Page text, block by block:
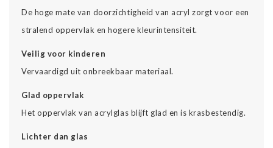
De hoge mate van doorzichtigheid van acryl zorgt voor een
stralend oppervlak en hogere kleurintensiteit.
Veilig voor kinderen
Vervaardigd uit onbreekbaar materiaal.
Glad oppervlak
Het oppervlak van acrylglas blijft glad en is krasbestendig.
Lichter dan glas